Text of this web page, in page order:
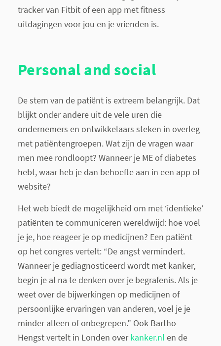
tracker van Fitbit of een app met fitness
uitdagingen voor jou en je vrienden is.
Personal and social
De stem van de patiënt is extreem belangrijk. Dat
blijkt onder andere uit de vele uren die
ondernemers en ontwikkelaars steken in overleg
met patiëntengroepen. Wat zijn de vragen waar
men mee rondloopt? Wanneer je ME of diabetes
hebt, waar heb je dan behoefte aan in een app of
website?
Het web biedt de mogelijkheid om met ‘identieke’
patiënten te communiceren wereldwijd: hoe voel
je je, hoe reageer je op medicijnen? Een patiënt
op het congres vertelt: “De angst vermindert.
Wanneer je gediagnosticeerd wordt met kanker,
begin je al na te denken over je begrafenis. Als je
weet over de bijwerkingen op medicijnen of
persoonlijke ervaringen van anderen, voel je je
minder alleen of onbegrepen.” Ook Bartho
Hengst vertelt in Londen overkanker.nl en de